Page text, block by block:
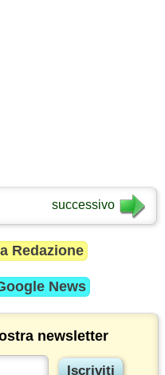
successivo
Redazione
News
newsletter